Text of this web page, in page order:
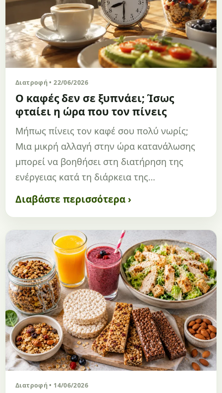
Διατροφή • 22/06/2026
Ο καφές δεν σε ξυπνάει; Ίσως
φταίει η ώρα που τον πίνεις
Μήπως πίνεις τον καφέ σου πολύ νωρίς;
Μια μικρή αλλαγή στην ώρα κατανάλωσης
μπορεί να βοηθήσει στη διατήρηση της
ενέργειας κατά τη διάρκεια της…
Διαβάστε περισσότερα ›
Διατροφή • 14/06/2026